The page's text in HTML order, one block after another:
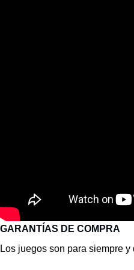
GARANTÍAS DE COMPRA
Los juegos son para siempre